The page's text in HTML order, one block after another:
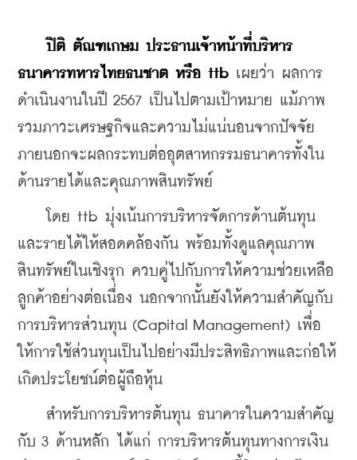
ปิติ ตัณฑเกษม ประธานเจ้าหน้าที่บริหาร
ธนาคารทหารไทยธนชาต หรือ ttb เผยว่า ผลการ
ดำเนินงานในปี 2567 เป็นไปตามเป้าหมาย แม้ภาพ
รวมภาวะเศรษฐกิจและความไม่แน่นอนจากปัจจัย
ภายนอกจะผลกระทบต่ออุตสาหกรรมธนาคารทั้งใน
ด้านรายได้และคุณภาพสินทรัพย์
โดย ttb มุ่งเน้นการบริหารจัดการด้านต้นทุน
และรายได้ให้สอดคล้องกัน พร้อมทั้งดูแลคุณภาพ
สินทรัพย์ในเชิงรุก ควบคู่ไปกับการให้ความช่วยเหลือ
ลูกค้าอย่างต่อเนื่อง นอกจากนั้นยังให้ความสำคัญกับ
การบริหารส่วนทุน (Capital Management) เพื่อ
ให้การใช้ส่วนทุนเป็นไปอย่างมีประสิทธิภาพและก่อให้
เกิดประโยชน์ต่อผู้ถือหุ้น
สำหรับการบริหารต้นทุน ธนาคารในความสำคัญ
กับ 3 ด้านหลัก ได้แก่ การบริหารต้นทุนทางการเงิน